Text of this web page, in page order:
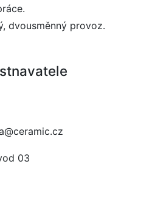
dvousměnný provoz.
03